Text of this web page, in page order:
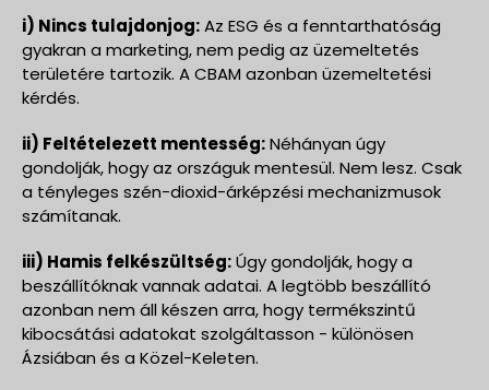
i) Nincs tulajdonjog:Az ESG és a fenntarthatóság
gyakran a marketing, nem pedig az üzemeltetés
területére tartozik. A CBAM azonban üzemeltetési
kérdés.
ii) Feltételezett mentesség:Néhányan úgy
gondolják, hogy az országuk mentesül. Nem lesz. Csak
a tényleges szén-dioxid-árképzési mechanizmusok
számítanak.
iii) Hamis felkészültség:Úgy gondolják, hogy a
beszállítóknak vannak adatai. A legtöbb beszállító
azonban nem áll készen arra, hogy termékszintű
kibocsátási adatokat szolgáltasson - különösen
Ázsiában és a Közel-Keleten.